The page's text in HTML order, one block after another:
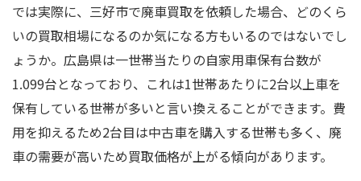
では実際に、三好市で廃車買取を依頼した場合、どのくら
いの買取相場になるのか気になる方もいるのではないでし
ょうか。広島県は一世帯当たりの自家用車保有台数が
1.099台となっており、これは1世帯あたりに2台以上車を
保有している世帯が多いと言い換えることができます。費
用を抑えるため2台目は中古車を購入する世帯も多く、廃
車の需要が高いため買取価格が上がる傾向があります。